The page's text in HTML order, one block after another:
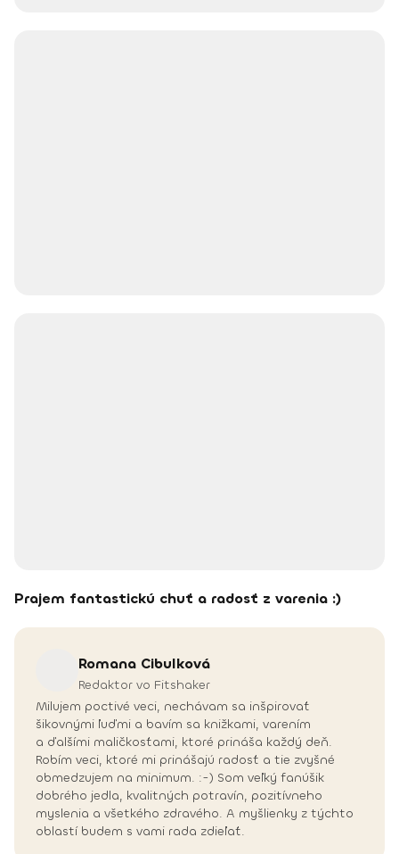
Prajem fantastickú chuť a radosť z varenia :)
Romana Cibulková
Redaktor vo Fitshaker
Milujem poctivé veci, nechávam sa inšpirovať
šikovnými ľuďmi a bavím sa knižkami, varením
a ďalšími maličkosťami, ktoré prináša každý deň.
Robím veci, ktoré mi prinášajú radosť a tie zvyšné
obmedzujem na minimum. :-) Som veľký fanúšik
dobrého jedla, kvalitných potravín, pozitívneho
myslenia a všetkého zdravého. A myšlienky z týchto
oblastí budem s vami rada zdieľať.